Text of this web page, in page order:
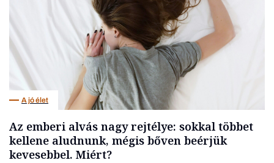
A jó élet
Az emberi alvás nagy rejtélye: sokkal többet
kellene aludnunk, mégis bőven beérjük
kevesebbel. Miért?